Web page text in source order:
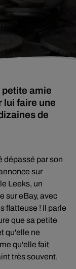
petite amie
lui faire une
de
dépassé par son
sur
Leeks, un
sur eBay, avec
flatteuse ! Il parle
que sa petite
qu'elle ne
qu'elle fait
très souvent.